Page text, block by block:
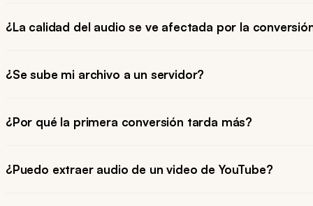
¿La calidad del audio se ve afectada por la
¿Se sube mi archivo a un servidor?
¿Por qué la primera conversión tarda más?
¿Puedo extraer audio de un video de YouTube?